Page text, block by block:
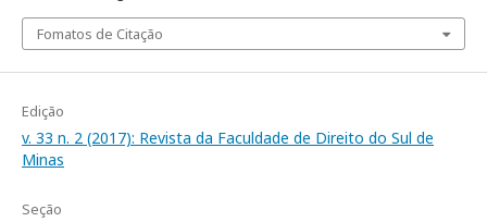
Fomatos de Citação
Edição
v. 33 n. 2 (2017): Revista da Faculdade de Direito do Sul de
Minas
Seção